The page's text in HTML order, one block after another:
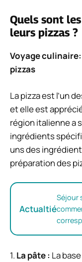
Quels sont
leurs pizzas ?
Voyage
pizzas
La pizza est l’un
et elle est
région italienne a
ingrédients
uns des
préparation des
Actualtié
Séjour
1. La pâte : La